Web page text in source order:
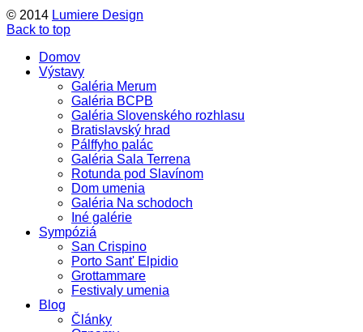
© 2014 Lumiere Design
Back to top
Domov
Výstavy
Galéria Merum
Galéria BCPB
Galéria Slovenského rozhlasu
Bratislavský hrad
Pálffyho palác
Galéria Sala Terrena
Rotunda pod Slavínom
Dom umenia
Galéria Na schodoch
Iné galérie
Sympóziá
San Crispino
Porto Sant' Elpidio
Grottammare
Festivaly umenia
Blog
Články